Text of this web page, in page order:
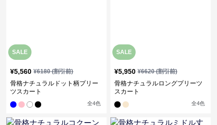
SALE
¥5,560 ¥6180(割引前)
骨格ナチュラルドット柄プリー
ツスカート
全4色
SALE
¥5,950 ¥6620(割引前)
骨格ナチュラルロングプリーツ
スカート
全4色